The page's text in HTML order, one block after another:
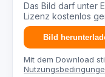
Das Bild darf unter
Lizenz kostenlos
Bild
Mit dem Download